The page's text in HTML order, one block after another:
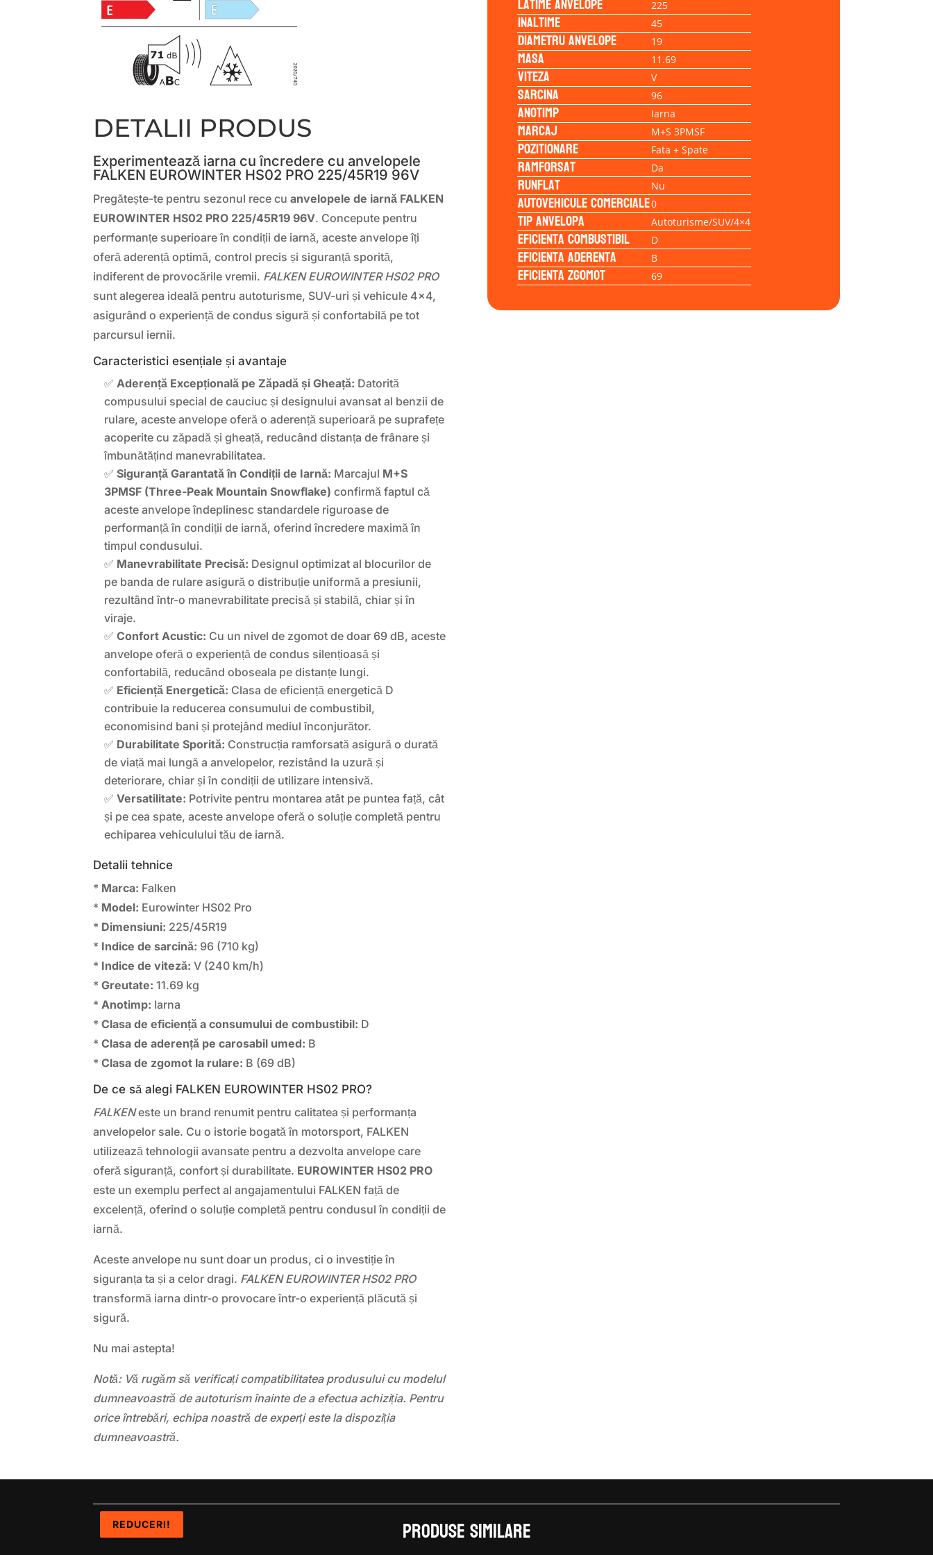
DETALII PRODUS
Experimentează iarna cu încredere cu anvelopele
FALKEN EUROWINTER HS02 PRO 225/45R19 96V
Pregătește-te pentru sezonul rece cuanvelopele de iarnă FALKEN
EUROWINTER HS02 PRO 225/45R19 96V. Concepute pentru
performanțe superioare în condiții de iarnă, aceste anvelope îți
oferă aderență optimă, control precis și siguranță sporită,
indiferent de provocările vremii. FALKEN EUROWINTER HS02 PRO
sunt alegerea ideală pentru autoturisme, SUV-uri și vehicule 4×4,
asigurând o experiență de condus sigură și confortabilă pe tot
parcursul iernii.
Caracteristici esențiale și avantaje
✅ Aderență Excepțională pe Zăpadă și Gheață: Datorită
compusului special de cauciuc și designului avansat al benzii de
rulare, aceste anvelope oferă o aderență superioară pe suprafețe
acoperite cu zăpadă și gheață, reducând distanța de frânare și
îmbunătățind manevrabilitatea.
✅Siguranță Garantată în Condiții de Iarnă: Marcajul M+S
3PMSF (Three-Peak Mountain Snowflake) confirmă faptul că
aceste anvelope îndeplinesc standardele riguroase de
performanță în condiții de iarnă, oferind încredere maximă în
timpul condusului.
✅ Manevrabilitate Precisă: Designul optimizat al blocurilor de
pe banda de rulare asigură o distribuție uniformă a presiunii,
rezultând într-o manevrabilitate precisă și stabilă, chiar și în
viraje.
✅Confort Acustic: Cu un nivel de zgomot de doar 69 dB, aceste
anvelope oferă o experiență de condus silențioasă și
confortabilă, reducând oboseala pe distanțe lungi.
✅ Eficiență Energetică: Clasa de eficiență energetică D
contribuie la reducerea consumului de combustibil,
economisind bani și protejând mediul înconjurător.
✅ Durabilitate Sporită: Construcția ramforsată asigură o durată
de viață mai lungă a anvelopelor, rezistând la uzură și
deteriorare, chiar și în condiții de utilizare intensivă.
✅Versatilitate: Potrivite pentru montarea atât pe puntea față, cât
și pe cea spate, aceste anvelope oferă o soluție completă pentru
echiparea vehiculului tău de iarnă.
Detalii tehnice
* Marca: Falken
* Model: Eurowinter HS02 Pro
* Dimensiuni: 225/45R19
* Indice de sarcină: 96 (710 kg)
* Indice de viteză: V (240 km/h)
*Greutate: 11.69 kg
* Anotimp: Iarna
*Clasa de eficiență a consumului de combustibil: D
*Clasa de aderență pe carosabil umed: B
*Clasa de zgomot la rulare: B (69 dB)
De ce să alegi FALKEN EUROWINTER HS02 PRO?
FALKENeste un brand renumit pentru calitatea și performanța
anvelopelor sale. Cu o istorie bogată în motorsport, FALKEN
utilizează tehnologii avansate pentru a dezvolta anvelope care
oferă siguranță, confort și durabilitate. EUROWINTER HS02 PRO
este un exemplu perfect al angajamentului FALKEN față de
excelență, oferind o soluție completă pentru condusul în condiții de
iarnă.
Aceste anvelope nu sunt doar un produs, ci o investiție în
siguranța ta și a celor dragi. FALKEN EUROWINTER HS02 PRO
transformă iarna dintr-o provocare într-o experiență plăcută și
sigură.
Nu mai astepta!
Notă: Vă rugăm să verificați compatibilitatea produsului cu modelul
dumneavoastră de autoturism înainte de a efectua achiziția. Pentru
orice întrebări, echipa noastră de experți este la dispoziția
dumneavoastră.
225
Inaltime 45
Diametru anvelope 19
Masa 11.69
Viteza V
Sarcina 96
Anotimp Iarna
Marcaj M+S 3PMSF
Pozitionare Fata + Spate
Ramforsat Da
Runflat Nu
Autovehicule comerciale0
Tip anvelopa Autoturisme/SUV/4×4
Eficienta Combustibil D
Eficienta Aderenta B
Eficienta Zgomot 69
Produse similare
REDUCERI!
REDUCERI!
REDUCERI!
REDUCERI!